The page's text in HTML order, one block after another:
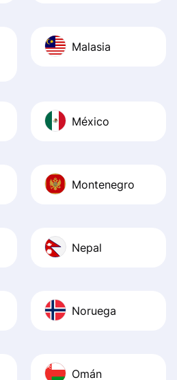
Malasia
México
Montenegro
Nepal
Noruega
Omán